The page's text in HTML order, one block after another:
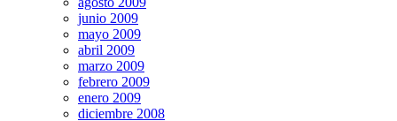
junio 2009
mayo 2009
abril 2009
marzo 2009
febrero 2009
enero 2009
diciembre 2008